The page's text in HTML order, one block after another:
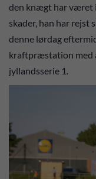
den knægt har været
skader, han har rejst
denne lørdag
kraftpræstation med
jyllandsserie 1.